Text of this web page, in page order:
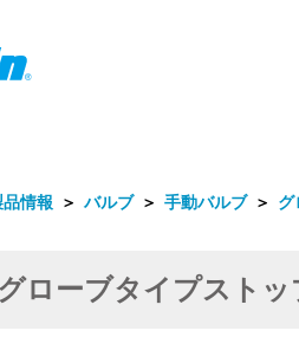
情報
品情報 ＞ バルブ ＞ 手動バルブ ＞ グ
ローブタイプスト